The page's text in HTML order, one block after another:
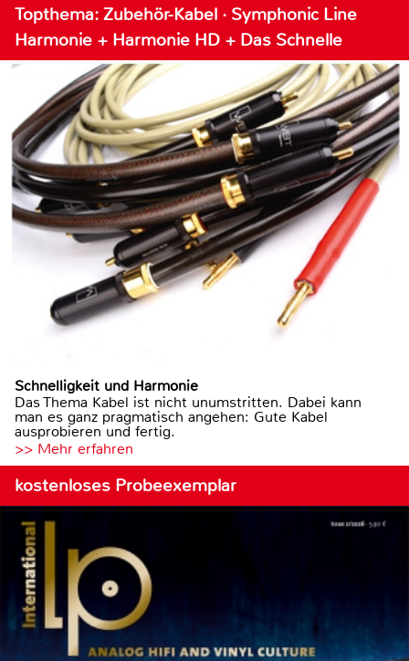
Topthema: Zubehör-Kabel · Symphonic Line
Harmonie + Harmonie HD + Das Schnelle
Schnelligkeit und Harmonie
Das Thema Kabel ist nicht unumstritten. Dabei kann
man es ganz pragmatisch angehen: Gute Kabel
ausprobieren und fertig.
>> Mehr erfahren
kostenloses Probeexemplar